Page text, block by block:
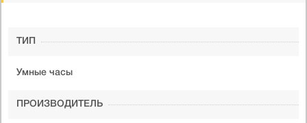
ТИП
Умные часы
ПРОИЗВОДИТЕЛЬ